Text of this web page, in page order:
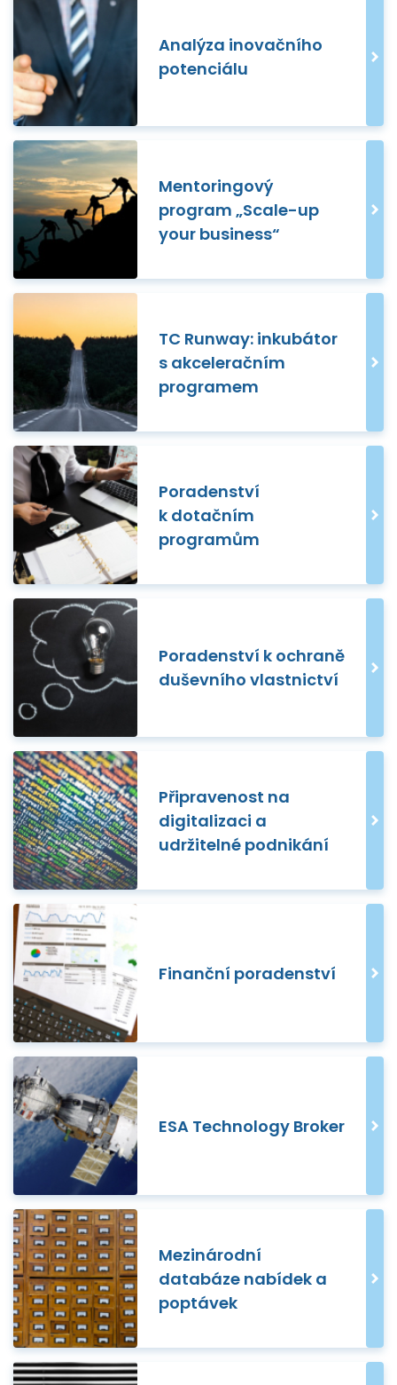
Analýza inovačního
potenciálu
Mentoringový
program „Scale-up
your business“
TC Runway: inkubátor
s akceleračním
programem
Poradenství
k dotačním
programům
Poradenství k ochraně
duševního vlastnictví
Připravenost na
digitalizaci a
udržitelné podnikání
Finanční poradenství
ESA Technology Broker
Mezinárodní
databáze nabídek a
poptávek